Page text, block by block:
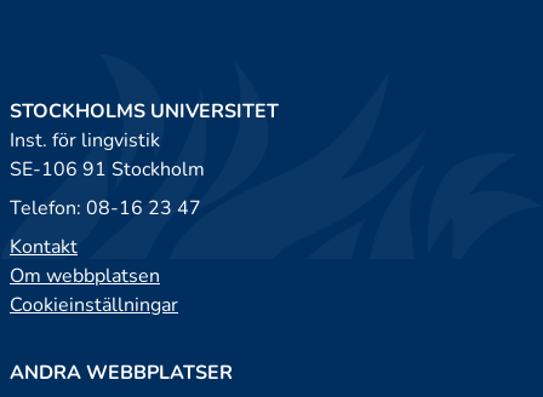
STOCKHOLMS UNIVERSITET
Inst. för lingvistik
SE-106 91 Stockholm
Telefon: 08-16 23 47
Kontakt
Om webbplatsen
Cookieinställningar
ANDRA WEBBPLATSER